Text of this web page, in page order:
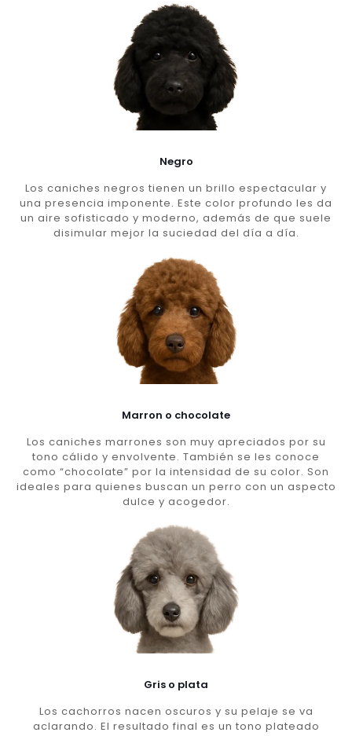
Negro
Los caniches negros tienen un brillo espectacular y
una presencia imponente. Este color profundo les da
un aire sofisticado y moderno, además de que suele
disimular mejor la suciedad del día a día.
Marron o chocolate
Los caniches marrones son muy apreciados por su
tono cálido y envolvente. También se les conoce
como “chocolate” por la intensidad de su color. Son
ideales para quienes buscan un perro con un aspecto
dulce y acogedor.
Gris o plata
Los cachorros nacen oscuros y su pelaje se va
aclarando. El resultado final es un tono plateado